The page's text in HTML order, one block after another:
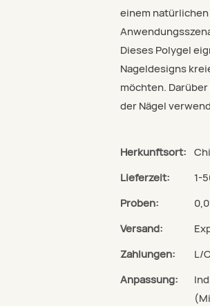
einem
Dieses Polygel
Nageldesigns
möchten.
der Nägel
Herkunftsort:
Lieferzeit:
1-
Proben:
Versand:
Zahlungen:
L/
Anpassung: